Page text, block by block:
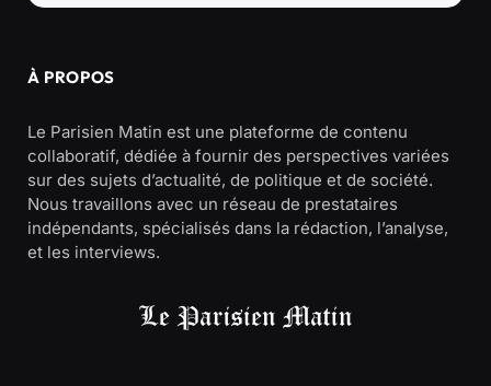
À PROPOS
Le Parisien Matin est une plateforme de contenu
collaboratif, dédiée à fournir des perspectives variées
sur des sujets d’actualité, de politique et de société.
Nous travaillons avec un réseau de prestataires
indépendants, spécialisés dans la rédaction, l’analyse,
et les interviews.